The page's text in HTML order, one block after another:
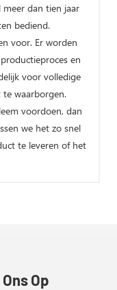
meer dan tien jaar
bediend.
voor. Er worden
en
voor volledige
waarborgen.
voordoen, dan
we het zo snel
te leveren of het
Op